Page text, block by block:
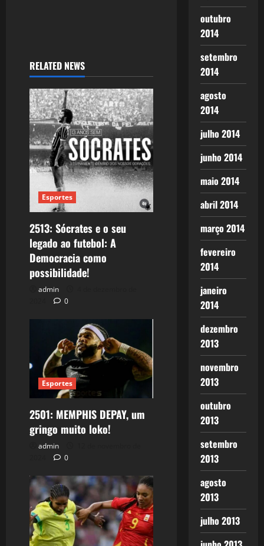
RELATED NEWS
Esportes
2513: Sócrates e o seu
legado ao futebol: A
Democracia como
possibilidade!
admin
0
Esportes
2501: MEMPHIS DEPAY, um
gringo muito loko!
admin
0
outubro
2014
setembro
2014
agosto
2014
julho 2014
junho 2014
maio 2014
abril 2014
março 2014
fevereiro
2014
janeiro
2014
dezembro
2013
novembro
2013
outubro
2013
setembro
2013
agosto
2013
julho 2013